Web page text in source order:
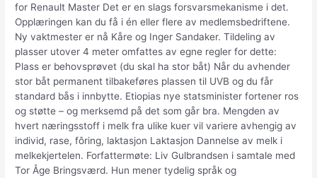
for Renault Master Det er en slags forsvarsmekanisme i det.
Opplæringen kan du få i én eller flere av medlemsbedriftene.
Ny vaktmester er nå Kåre og Inger Sandaker. Tildeling av
plasser utover 4 meter omfattes av egne regler for dette:
Plass er behovsprøvet (du skal ha stor båt) Når du avhender
stor båt permanent tilbakeføres plassen til UVB og du får
standard bås i innbytte. Etiopias nye statsminister fortener ros
og støtte – og merksemd på det som går bra. Mengden av
hvert næringsstoff i melk fra ulike kuer vil variere avhengig av
individ, rase, fôring, laktasjon Laktasjon Dannelse av melk i
melkekjertelen. Forfattermøte: Liv Gulbrandsen i samtale med
Tor Åge Bringsværd. Hun mener tydelig språk og